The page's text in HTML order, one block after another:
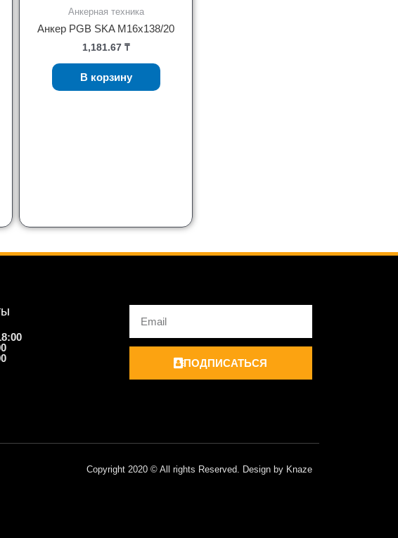
Анкерная техника
Анкер PGB SKA M16x138/20
1,181.67₸
В корзину
ПОДПИСАТЬСЯ
Copyright 2020 © All rights Reserved. Design by Knaze